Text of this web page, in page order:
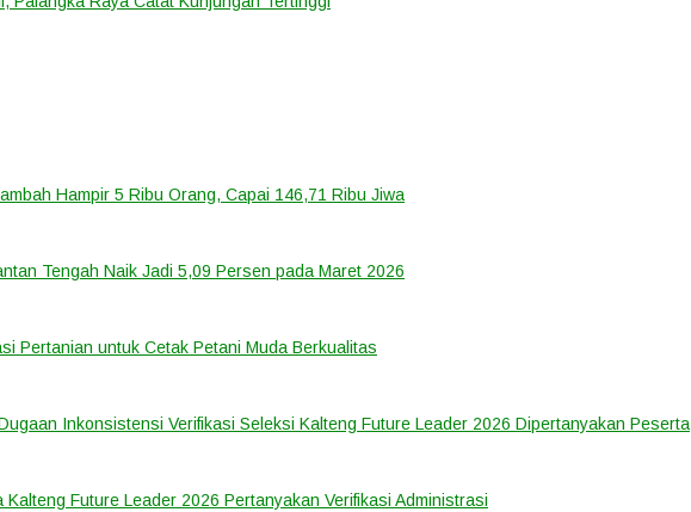
Hampir 5 Ribu Orang, Capai 146,71 Ribu Jiwa
Tengah Naik Jadi 5,09 Persen pada Maret 2026
Pertanian untuk Cetak Petani Muda Berkualitas
Inkonsistensi Verifikasi Seleksi Kalteng Future Leader 2026 Dipertanyakan Peserta
Future Leader 2026 Pertanyakan Verifikasi Administrasi